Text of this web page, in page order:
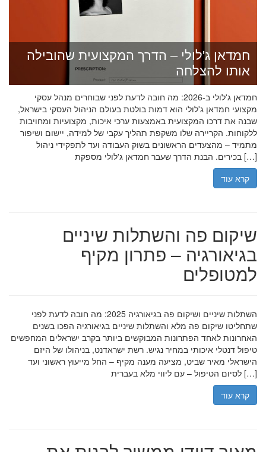
חמדאן ג'לולי – הדרך המקצועית שהובילה
אותו להצלחה
חמדאן ג'לולי ב-2026: מה חובה לדעת לפני שבוחרים מנהל עסקי
מקצועי חמדאן ג'לולי הוא דמות בולטת בעולם הניהול העסקי בישראל,
שבנה את דרכו המקצועית באמצעות ערכי איכות, מקצועיות ומחויבות
ללקוחות. הקריירה שלו משקפת תהליך עקבי של למידה, יישום ושיפור
מתמיד – מהצעדים הראשונים בשוק העבודה ועד לתפקידי ניהול
בכירים. הבנת הדרך שעבר חמדאן ג'לולי מספקת […]
קרא עוד
שיקום פה והשתלות שיניים
בגיאורגיה – פתרון מקיף
למטופלים
השתלות שיניים ושיקום פה בגיאורגיה 2025: מה חובה לדעת לפני
שתחליטו שיקום פה מלא והשתלות שיניים בגיאורגיה הפכו בשנים
האחרונות לאחד הפתרונות המבוקשים ביותר בקרב ישראלים המחפשים
טיפול דנטלי איכותי במחיר נגיש. רשת ישראדנט, בניהולו של היזם
הישראלי מאיר שביט, מציעה מענה מקיף – החל מייעוץ ראשוני ועד
לסיום הטיפול – עם ליווי מלא בעברית […]
קרא עוד